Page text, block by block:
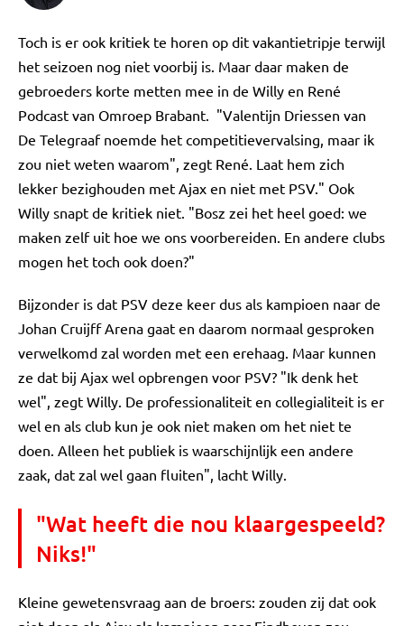
Toch is er ook kritiek te horen op dit vakantietripje terwijl
het seizoen nog niet voorbij is. Maar daar maken de
gebroeders korte metten mee in de Willy en René
Podcast van Omroep Brabant. "Valentijn Driessen van
De Telegraaf noemde het competitievervalsing, maar ik
zou niet weten waarom", zegt René. Laat hem zich
lekker bezighouden met Ajax en niet met PSV." Ook
Willy snapt de kritiek niet. "Bosz zei het heel goed: we
maken zelf uit hoe we ons voorbereiden. En andere clubs
mogen het toch ook doen?"
Bijzonder is dat PSV deze keer dus als kampioen naar de
Johan Cruijff Arena gaat en daarom normaal gesproken
verwelkomd zal worden met een erehaag. Maar kunnen
ze dat bij Ajax wel opbrengen voor PSV? "Ik denk het
wel", zegt Willy. De professionaliteit en collegialiteit is er
wel en als club kun je ook niet maken om het niet te
doen. Alleen het publiek is waarschijnlijk een andere
zaak, dat zal wel gaan fluiten", lacht Willy.
"Wat heeft die nou klaargespeeld?
Niks!"
Kleine gewetensvraag aan de broers: zouden zij dat ook